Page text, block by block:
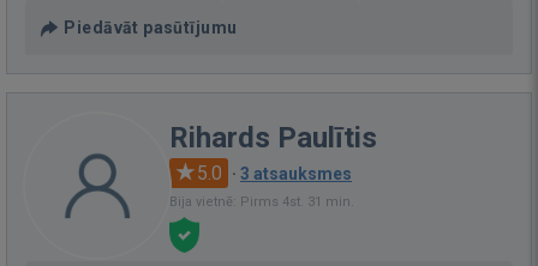
Piedāvāt pasūtījumu
Rihards Paulītis
5.0 · 3 atsauksmes
Bija vietnē: Pirms 4st. 31 min.